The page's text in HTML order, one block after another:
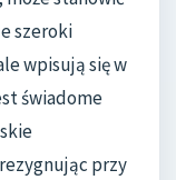
szeroki
wpisują się w
świadome
przy